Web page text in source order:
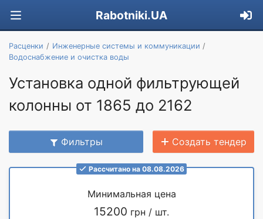
Rabotniki.UA
Расценки
Инженерные системы и коммуникации
Водоснабжение и очистка воды
Установка одной фильтрующей
колонны от 1865 до 2162
Фильтры Создать тендер
Рассчитано на 08.08.2026
Минимальная цена
15200 грн / шт.